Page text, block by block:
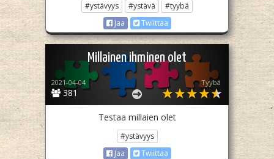
#ystävyys #ystävä
#tyybä
Jaa
Twiittaa
Millainen ihminen olet
381
2021-04-04 Tyybä
Testaa millaien olet
#ystävyys
Jaa
Twiittaa